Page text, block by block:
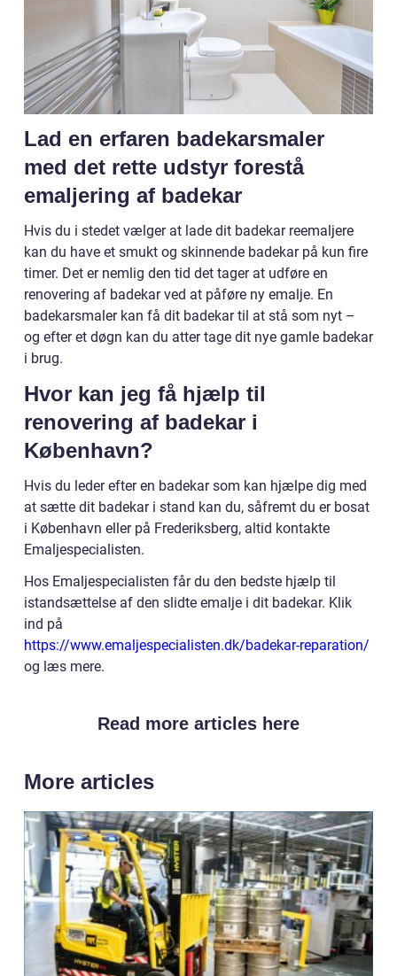
Lad en erfaren badekarsmaler
med det rette udstyr forestå
emaljering af badekar
Hvis du i stedet vælger at lade dit badekar reemaljere
kan du have et smukt og skinnende badekar på kun fire
timer. Det er nemlig den tid det tager at udføre en
renovering af badekar ved at påføre ny emalje. En
badekarsmaler kan få dit badekar til at stå som nyt –
og efter et døgn kan du atter tage dit nye gamle badekar
i brug.
Hvor kan jeg få hjælp til
renovering af badekar i
København?
Hvis du leder efter en badekar som kan hjælpe dig med
at sætte dit badekar i stand kan du, såfremt du er bosat
i København eller på Frederiksberg, altid kontakte
Emaljespecialisten.
Hos Emaljespecialisten får du den bedste hjælp til
istandsættelse af den slidte emalje i dit badekar. Klik
ind på
https://www.emaljespecialisten.dk/badekar-reparation/
og læs mere.
Read more articles here
More articles